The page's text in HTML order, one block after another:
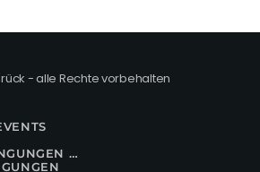
- alle Rechte vorbehalten
TEILNAHMEBEDINGUNGEN FÜR GEWINNSPIELE